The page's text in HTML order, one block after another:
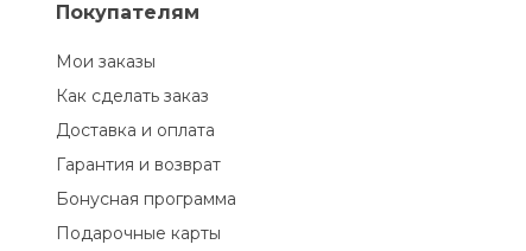
Покупателям
Мои заказы
Как сделать заказ
Доставка и оплата
Гарантия и возврат
Бонусная программа
Подарочные карты